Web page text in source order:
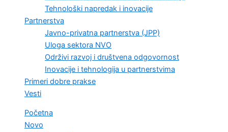
Tehnološki napredak i inovacije
Partnerstva
Javno-privatna partnerstva (JPP)
Uloga sektora NVO
Održivi razvoj i društvena odgovornost
Inovacije i tehnologija u partnerstvima
Primeri dobre prakse
Vesti
Početna
Novo